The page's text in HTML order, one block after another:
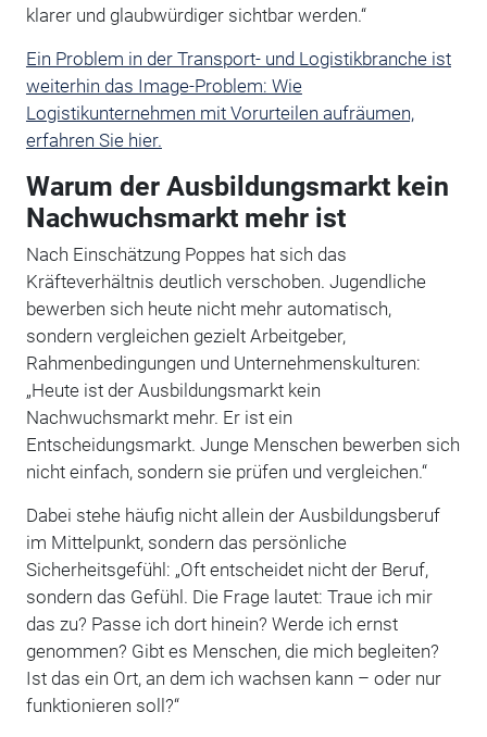
klarer und glaubwürdiger sichtbar werden.“
Ein Problem in der Transport- und Logistikbranche ist
weiterhin das Image-Problem: Wie
Logistikunternehmen mit Vorurteilen aufräumen,
erfahren Sie hier.
Warum der Ausbildungsmarkt kein
Nachwuchsmarkt mehr ist
Nach Einschätzung Poppes hat sich das
Kräfteverhältnis deutlich verschoben. Jugendliche
bewerben sich heute nicht mehr automatisch,
sondern vergleichen gezielt Arbeitgeber,
Rahmenbedingungen und Unternehmenskulturen:
„Heute ist der Ausbildungsmarkt kein
Nachwuchsmarkt mehr. Er ist ein
Entscheidungsmarkt. Junge Menschen bewerben sich
nicht einfach, sondern sie prüfen und vergleichen.“
Dabei stehe häufig nicht allein der Ausbildungsberuf
im Mittelpunkt, sondern das persönliche
Sicherheitsgefühl: „Oft entscheidet nicht der Beruf,
sondern das Gefühl. Die Frage lautet: Traue ich mir
das zu? Passe ich dort hinein? Werde ich ernst
genommen? Gibt es Menschen, die mich begleiten?
Ist das ein Ort, an dem ich wachsen kann – oder nur
funktionieren soll?“